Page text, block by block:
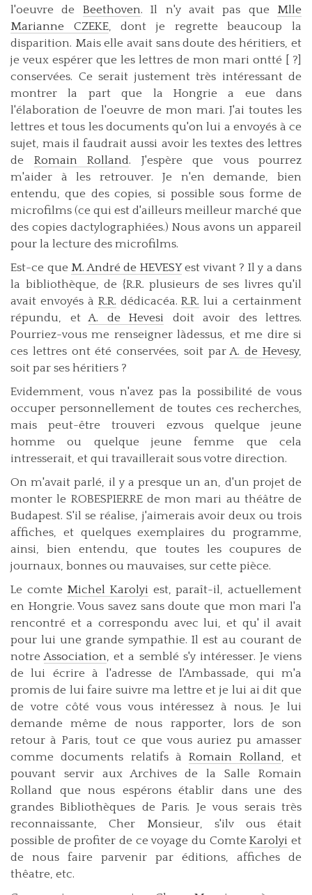
l'oeuvre de Beethoven. Il n'y avait pas que Mlle
Marianne CZEKE, dont je regrette beaucoup la
disparition. Mais elle avait sans doute des héritiers, et
je veux espérer que les lettres de mon mari ontté [ ?]
conservées. Ce serait justement très intéressant de
montrer la part que la Hongrie a eue dans
l'élaboration de l'oeuvre de mon mari. J'ai toutes les
lettres et tous les documents qu'on lui a envoyés à ce
sujet, mais il faudrait aussi avoir les textes des lettres
de Romain Rolland. J'espère que vous pourrez
m'aider à les retrouver. Je n'en demande, bien
entendu, que des copies, si possible sous forme de
microfilms (ce qui est d'ailleurs meilleur marché que
des copies dactylographiées.) Nous avons un appareil
pour la lecture des microfilms.
Est-ce que M. André de HEVESYest vivant ? Il y a dans
la bibliothèque, de {R.R. plusieurs de ses livres qu'il
avait envoyés à R.R. dédicacéa.R.R. lui a certainment
répundu, etA. de Hevesi doit avoir des lettres.
Pourriez-vous me renseigner làdessus, et me dire si
ces lettres ont été conservées, soit parA. de Hevesy,
soit par ses héritiers ?
Evidemment, vous n'avez pas la possibilité de vous
occuper personnellement de toutes ces recherches,
mais peut-être trouveri ezvous quelque jeune
homme ou quelque jeune femme que cela
intresserait, et qui travaillerait sous votre direction.
On m'avait parlé, il y a presque un an, d'un projet de
monter le ROBESPIERRE de mon mari au théâtre de
Budapest. S'il se réalise, j'aimerais avoir deux ou trois
affiches, et quelques exemplaires du programme,
ainsi, bien entendu, que toutes les coupures de
journaux, bonnes ou mauvaises, sur cette pièce.
Le comte Michel Karolyi est, paraît-il, actuellement
en Hongrie. Vous savez sans doute que mon mari l'a
rencontré et a correspondu avec lui, et qu' il avait
pour lui une grande sympathie. Il est au courant de
notreAssociation, et a semblé s'y intéresser. Je viens
de lui écrire à l'adresse de l'Ambassade, qui m'a
promis de lui faire suivre ma lettre et je lui ai dit que
de votre côté vous vous intéressez à nous. Je lui
demande même de nous rapporter, lors de son
retour à Paris, tout ce que vous auriez pu amasser
comme documents relatifs àRomain Rolland, et
pouvant servir aux Archives de la Salle Romain
Rolland que nous espérons établir dans une des
grandes Bibliothèques de Paris. Je vous serais très
reconnaissante, Cher Monsieur, s'ilv ous était
possible de profiter de ce voyage du ComteKarolyi et
de nous faire parvenir par éditions, affiches de
thêatre, etc.